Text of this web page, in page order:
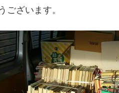
ございます。